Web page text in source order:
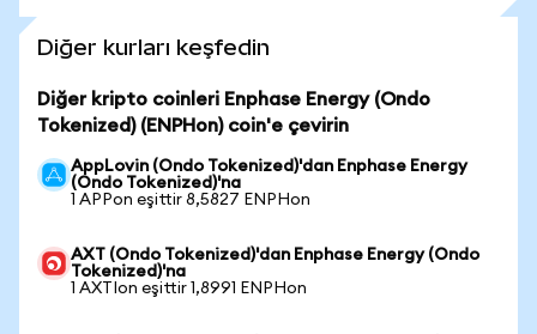
Diğer kurları keşfedin
Diğer kripto coinleri Enphase Energy (Ondo
Tokenized) (ENPHon) coin'e çevirin
AppLovin (Ondo Tokenized)'dan Enphase Energy
(Ondo Tokenized)'na
1 APPon eşittir 8,5827 ENPHon
AXT (Ondo Tokenized)'dan Enphase Energy (Ondo
Tokenized)'na
1 AXTIon eşittir 1,8991 ENPHon